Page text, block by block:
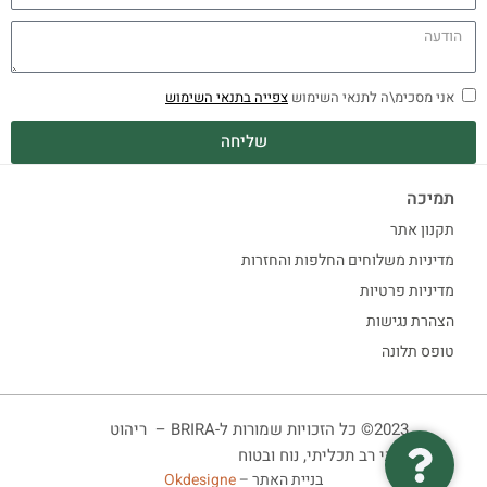
אני מסכימ\ה לתנאי השימוש צפייה בתנאי השימוש
שליחה
תמיכה
תקנון אתר
מדיניות משלוחים החלפות והחזרות
מדיניות פרטיות
הצהרת נגישות
טופס תלונה
2023© כל הזכויות שמורות ל-BRIRA – ריהוט
ביתי רב תכליתי, נוח ובטוח
בניית האתר –Okdesigne